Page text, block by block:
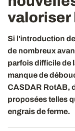
valoriser
Si l’introduction
de nombreux
parfois difficile de
manque de
CASDAR RotAB,
proposées telles
engrais de ferme.